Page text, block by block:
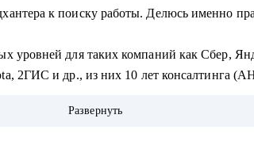
к поиску работы. Делюсь именно
уровней для таких компаний как Сбер,
2ГИС и др., из них 10 лет консалтинга
и понимаю, как выглядит процесс оценки
Развернуть